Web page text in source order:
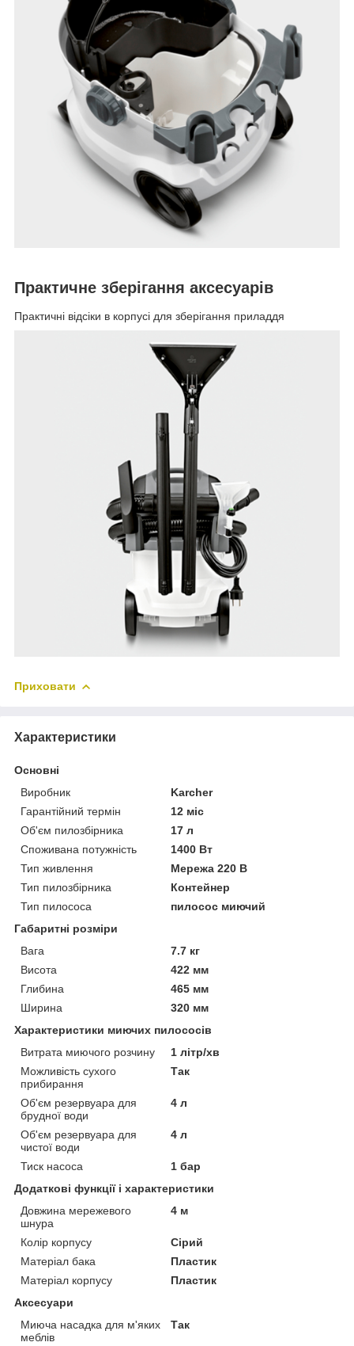
Практичне зберігання аксесуарів
Практичні відсіки в корпусі для зберігання приладдя
Приховати
Характеристики
Основні
Виробник
Karcher
Гарантійний термін
12 міс
Об'єм пилозбірника
17 л
Споживана потужність
1400 Вт
Тип живлення
Мережа 220 В
Тип пилозбірника
Контейнер
Тип пилососа
пилосос миючий
Габаритні розміри
Вага
7.7 кг
Висота
422 мм
Глибина
465 мм
Ширина
320 мм
Характеристики миючих пилососів
Витрата миючого розчину
1 літр/хв
Можливість сухого
прибирання
Так
Об'єм резервуара для
брудної води
4 л
Об'єм резервуара для
чистої води
4 л
Тиск насоса
1 бар
Додаткові функції і характеристики
Довжина мережевого
шнура
4 м
Колір корпусу
Сірий
Матеріал бака
Пластик
Матеріал корпусу
Пластик
Аксесуари
Миюча насадка для м'яких
меблів
Так